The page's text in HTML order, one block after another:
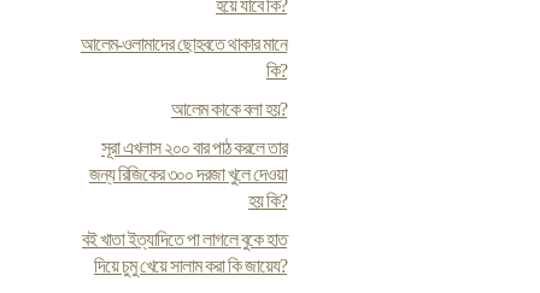
হয়ে যাবে কি?
আলেম-ওলামাদের ছোহবতে থাকার মানে
কি?
আলেম কাকে বলা হয়?
সূরা এখলাস ২০০ বার পাঠ করলে তার
জন্য রিজিকের ৩০০ দরজা খুলে দেওয়া
হয় কি?
ব‌ই খাতা ইত্যাদিতে পা লাগলে বুকে হাত
দিয়ে চুমু খেয়ে সালাম করা কি জায়েয?